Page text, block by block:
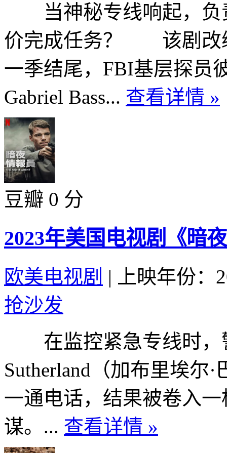
当神秘专线响起，负
价完成任务？ 该剧改
一季结尾，FBI基层探员
Gabriel Bass... 查看详情 »
豆瓣 0 分
2023年美国电视剧《暗
欧美电视剧 |
上映年份：
抢沙发
在监控紧急专线时，
Sutherland（加布里埃尔·
一通电话，结果被卷入
谋。... 查看详情 »